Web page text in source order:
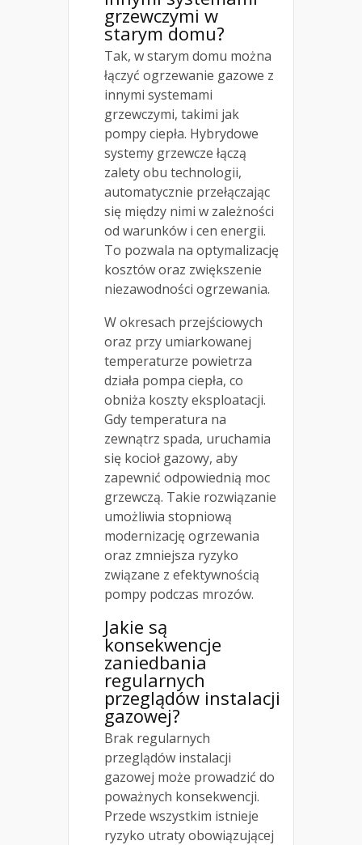
grzewczymi w
starym domu?
Tak, w starym domu można
łączyć ogrzewanie gazowe z
innymi systemami
grzewczymi, takimi jak
pompy ciepła. Hybrydowe
systemy grzewcze łączą
zalety obu technologii,
automatycznie przełączając
się między nimi w zależności
od warunków i cen energii.
To pozwala na optymalizację
kosztów oraz zwiększenie
niezawodności ogrzewania.
W okresach przejściowych
oraz przy umiarkowanej
temperaturze powietrza
działa pompa ciepła, co
obniża koszty eksploatacji.
Gdy temperatura na
zewnątrz spada, uruchamia
się kocioł gazowy, aby
zapewnić odpowiednią moc
grzewczą. Takie rozwiązanie
umożliwia stopniową
modernizację ogrzewania
oraz zmniejsza ryzyko
związane z efektywnością
pompy podczas mrozów.
Jakie są
konsekwencje
zaniedbania
regularnych
przeglądów instalacji
gazowej?
Brak regularnych
przeglądów instalacji
gazowej może prowadzić do
poważnych konsekwencji.
Przede wszystkim istnieje
ryzyko utraty obowiązującej